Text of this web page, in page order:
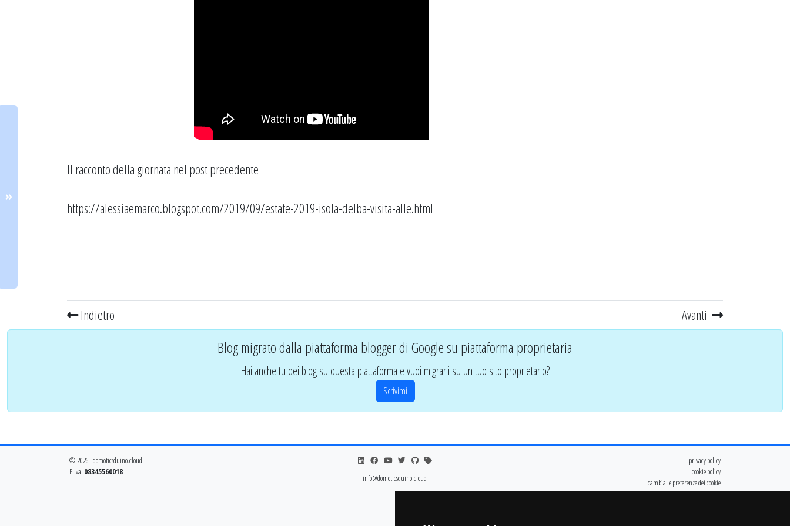
Il racconto della giornata nel post precedente
https://alessiaemarco.blogspot.com/2019/09/estate-2019-isola-delba-visita-alle.html
Indietro Avanti
Blog migrato dalla piattaforma blogger di Google su piattaforma proprietaria
Hai anche tu dei blog su questa piattaforma e vuoi migrarli su un tuo sito proprietario?
Scrivimi
© 2026 - domoticsduino.cloud
P.Iva: 08345560018
info@domoticsduino.cloud
privacy policy
cookie policy
cambia le preferenze dei cookie